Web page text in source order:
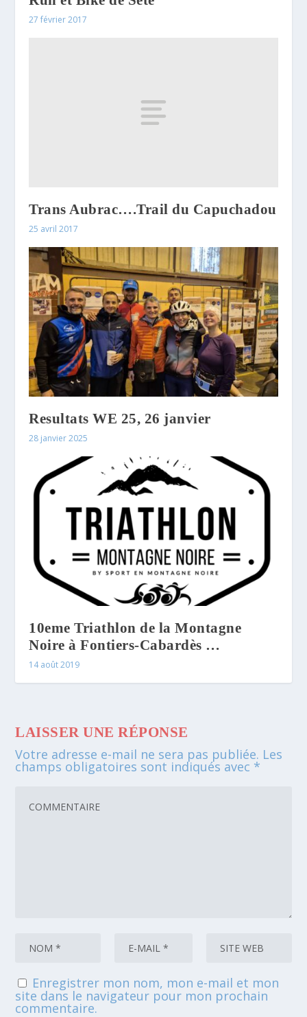
27 février 2017
Trans Aubrac….Trail du Capuchadou
25 avril 2017
Resultats WE 25, 26 janvier
28 janvier 2025
10eme Triathlon de la Montagne
Noire à Fontiers-Cabardès …
14 août 2019
LAISSER UNE RÉPONSE
Votre adresse e-mail ne sera pas publiée. Les
champs obligatoires sont indiqués avec *
Enregistrer mon nom, mon e-mail et mon
site dans le navigateur pour mon prochain
commentaire.